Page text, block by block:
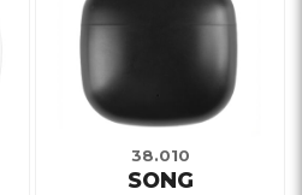
38.010
SONG
ima
više
varijanti.
Opcije
mogu
izabrane